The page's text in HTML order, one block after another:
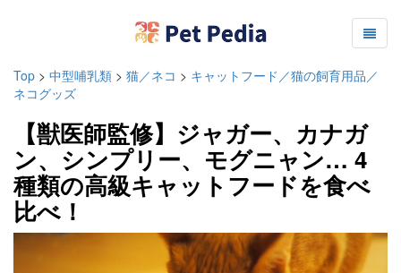
Top > 中型哺乳類 > 猫／ネコ > キャットフード／猫の飼育用品／
ネコグッズ
【獣医師監修】ジャガー、カナガ
ン、シンプリー、モグニャン… 4
種類の高級キャットフードを食べ
比べ！